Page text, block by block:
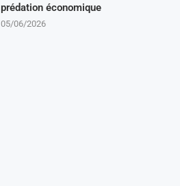
prédation économique
05/06/2026